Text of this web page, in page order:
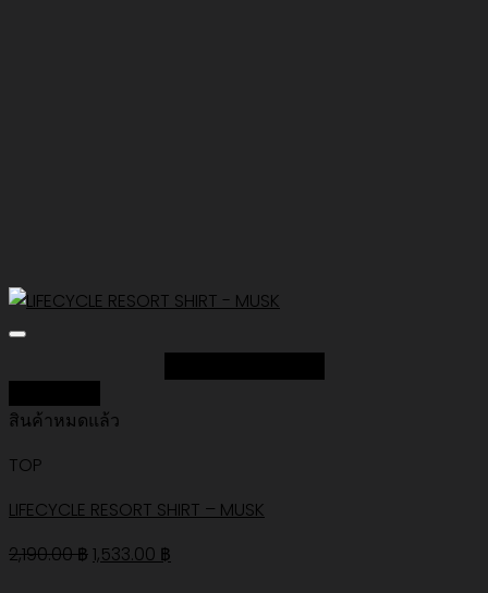
สินค้าหมดแล้ว
TOP
LIFECYCLE RESORT SHIRT – MUSK
2,190.00฿Original
1,533.00 ฿